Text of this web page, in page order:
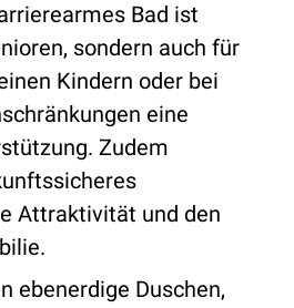
Bad ist
sondern auch für
Kindern oder bei
eine
Zudem
Attraktivität und den
ebenerdige Duschen,